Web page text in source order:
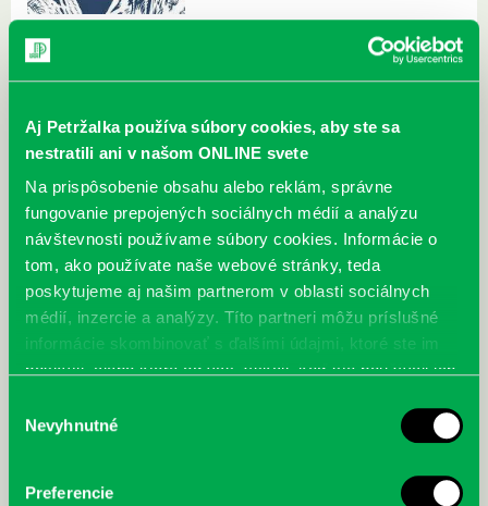
Aj Petržalka používa súbory cookies, aby ste sa
nestratili ani v našom ONLINE svete
Na prispôsobenie obsahu alebo reklám, správne
fungovanie prepojených sociálnych médií a analýzu
návštevnosti používame súbory cookies. Informácie o
tom, ako používate naše webové stránky, teda
poskytujeme aj našim partnerom v oblasti sociálnych
médií, inzercie a analýzy. Títo partneri môžu príslušné
informácie skombinovať s ďalšími údajmi, ktoré ste im
poskytli, alebo ktoré od vás získali, keď ste používali ich
súhlasu
Nevyhnutné
Preferencie
McGrath, Andy: Tadej Pogačar:
nezastaviteľný